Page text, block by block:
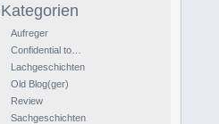
Kategorien
Aufreger
Confidential to…
Lachgeschichten
Old Blog(ger)
Review
Sachgeschichten